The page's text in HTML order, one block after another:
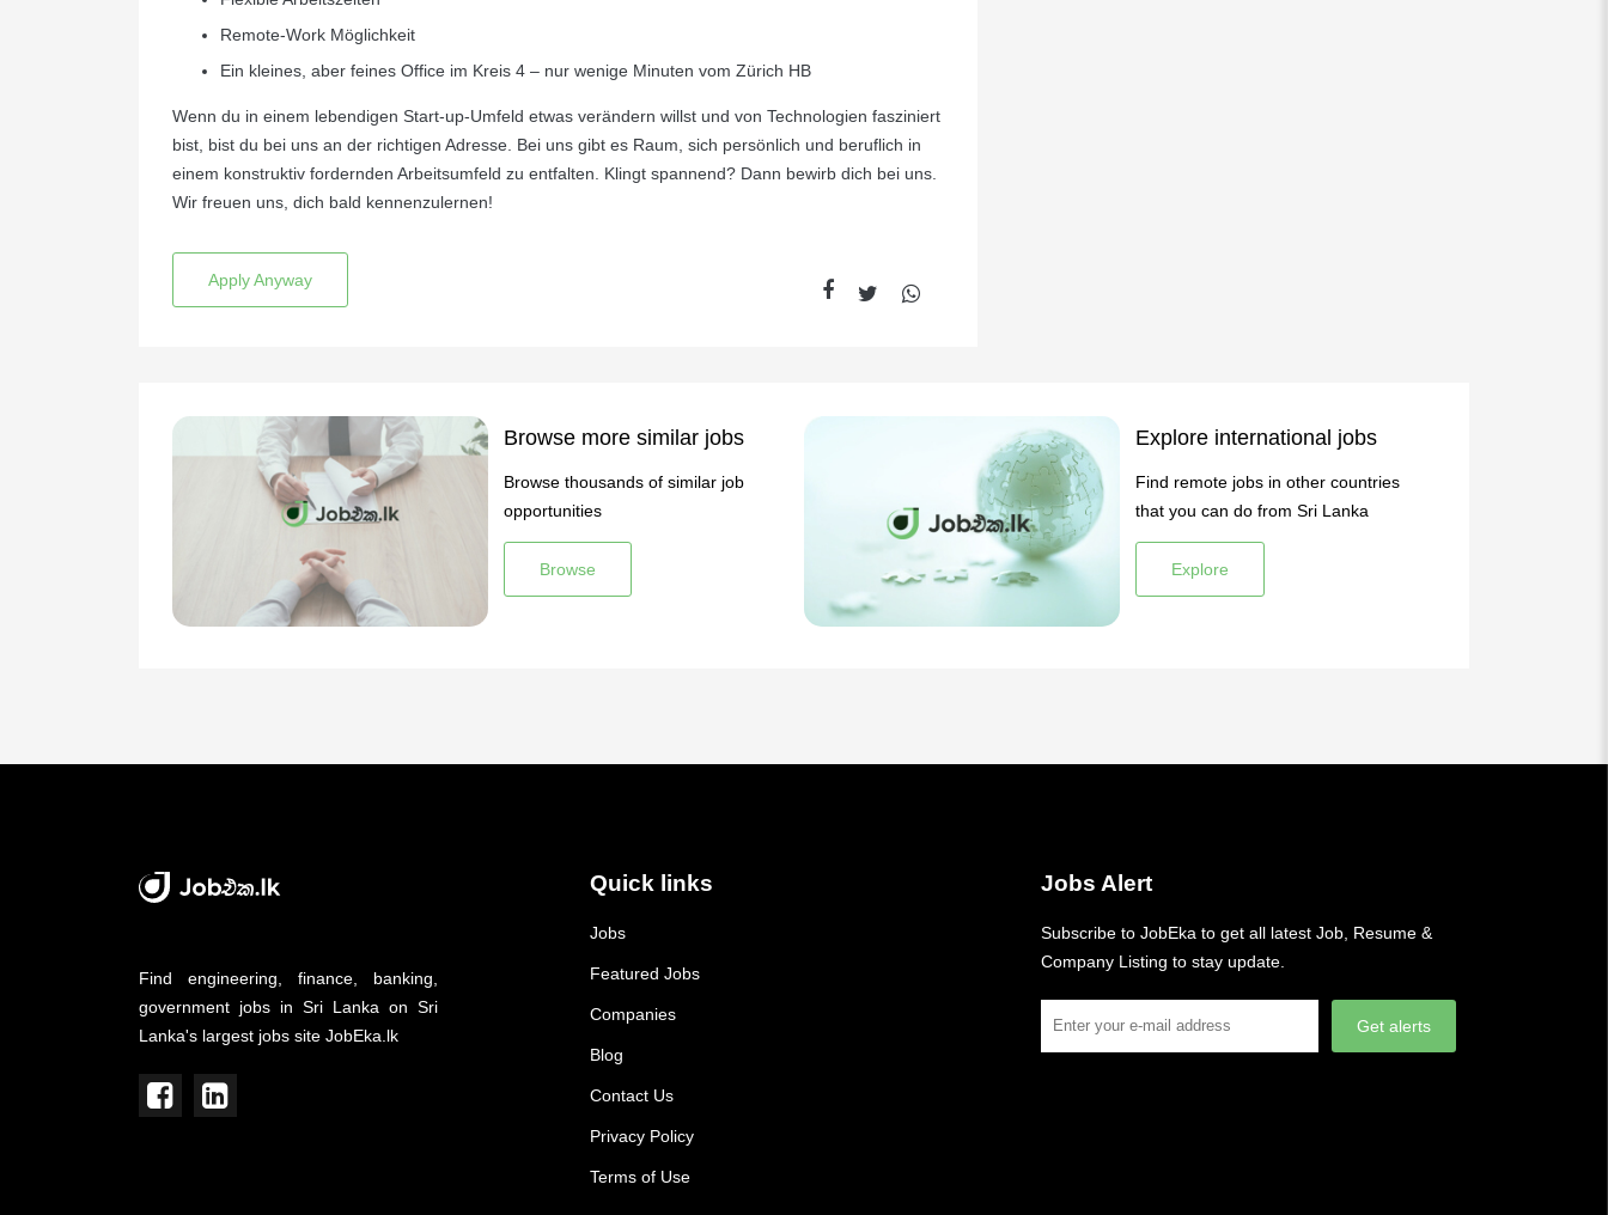
Remote-Work Möglichkeit
Ein kleines, aber feines Office im Kreis 4 – nur wenige Minuten vom Zürich HB
Wenn du in einem lebendigen Start-up-Umfeld etwas verändern willst und von Technologien fasziniert
bist, bist du bei uns an der richtigen Adresse. Bei uns gibt es Raum, sich persönlich und beruflich in
einem konstruktiv fordernden Arbeitsumfeld zu entfalten. Klingt spannend? Dann bewirb dich bei uns.
Wir freuen uns, dich bald kennenzulernen!
Apply Anyway
Browse more similar jobs
Browse thousands of similar job
opportunities
Browse
Explore international jobs
Find remote jobs in other countries
that you can do from Sri Lanka
Explore
Find engineering, finance, banking,
government jobs in Sri Lanka on Sri
Lanka's largest jobs site JobEka.lk
Quick links
Jobs
Featured Jobs
Companies
Blog
Contact Us
Privacy Policy
Terms of Use
Jobs Alert
Subscribe to JobEka to get all latest Job, Resume &
Company Listing to stay update.
Get alerts